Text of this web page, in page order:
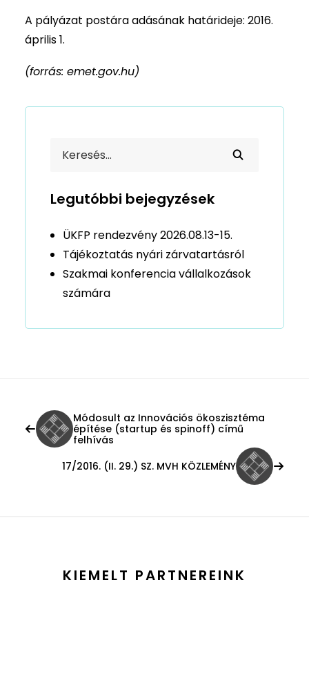
A pályázat postára adásának határideje: 2016.
április 1.
(forrás: emet.gov.hu)
Legutóbbi bejegyzések
ÜKFP rendezvény 2026.08.13-15.
Tájékoztatás nyári zárvatartásról
Szakmai konferencia vállalkozások
számára
Módosult az Innovációs ökoszisztéma
építése (startup és spinoff) című
felhívás
17/2016. (II. 29.) SZ. MVH KÖZLEMÉNY
KIEMELT PARTNEREINK